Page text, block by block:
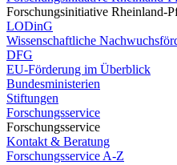
Forschungsinitiative Rheinland-
LODinG
Wissenschaftliche
DFG
EU-Förderung im Überblick
Bundesministerien
Stiftungen
Forschungsservice
Forschungsservice
Kontakt & Beratung
Forschungsservice A-Z